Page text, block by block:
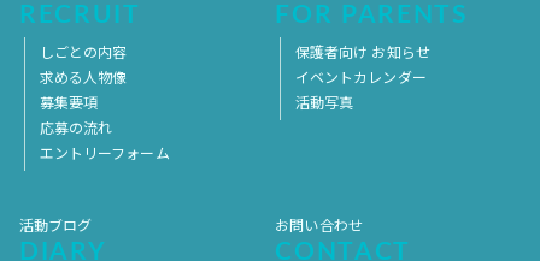
RECRUIT
しごとの内容
求める人物像
募集要項
応募の流れ
エントリーフォーム
FOR PARENTS
保護者向け お知らせ
イベントカレンダー
活動写真
活動ブログ
DIARY
お問い合わせ
CONTACT